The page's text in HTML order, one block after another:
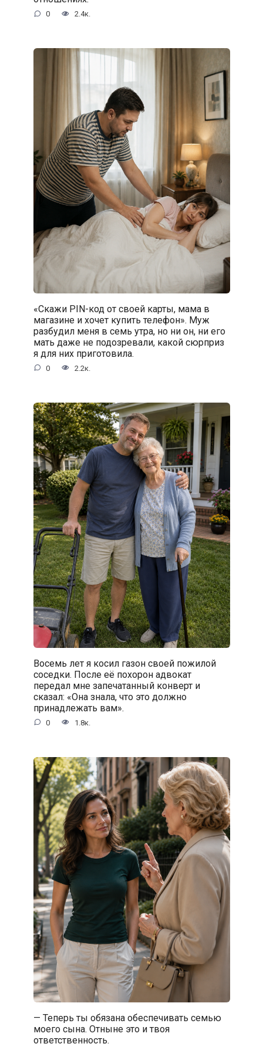
0 2.4к.
«Скажи PIN-код от своей карты, мама в
магазине и хочет купить телефон». Муж
разбудил меня в семь утра, но ни он, ни его
мать даже не подозревали, какой сюрприз
я для них приготовила.
0 2.2к.
Восемь лет я косил газон своей пожилой
соседки. После её похорон адвокат
передал мне запечатанный конверт и
сказал: «Она знала, что это должно
принадлежать вам».
0 1.8к.
— Теперь ты обязана обеспечивать семью
моего сына. Отныне это и твоя
ответственность.